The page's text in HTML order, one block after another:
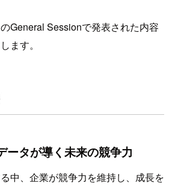
General Sessionで発表された内容
ます。
ータが導く未来の競争力
中、企業が競争力を維持し、成長を